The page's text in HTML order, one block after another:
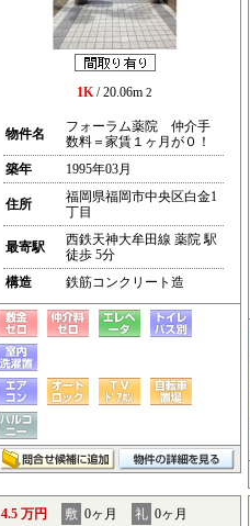
1K/ 20.06m 2
物件名
フォーラム薬院 仲介手
数料＝家賃１ヶ月が０！
築年
1995年03月
住所
福岡県福岡市中央区白金1
丁目
最寄駅
西鉄天神大牟田線 薬院 駅
徒歩 5分
構造
鉄筋コンクリート造
4.5 万円 敷 0ヶ月 礼 0ヶ月